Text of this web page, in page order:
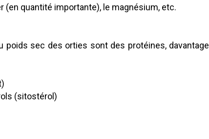
(en quantité importante), le magnésium, etc.
poids sec des orties sont des protéines, davantage
(sitostérol)